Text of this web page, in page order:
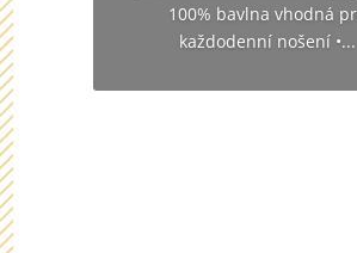
100% bavlna vhodná
každodenní nošení •...